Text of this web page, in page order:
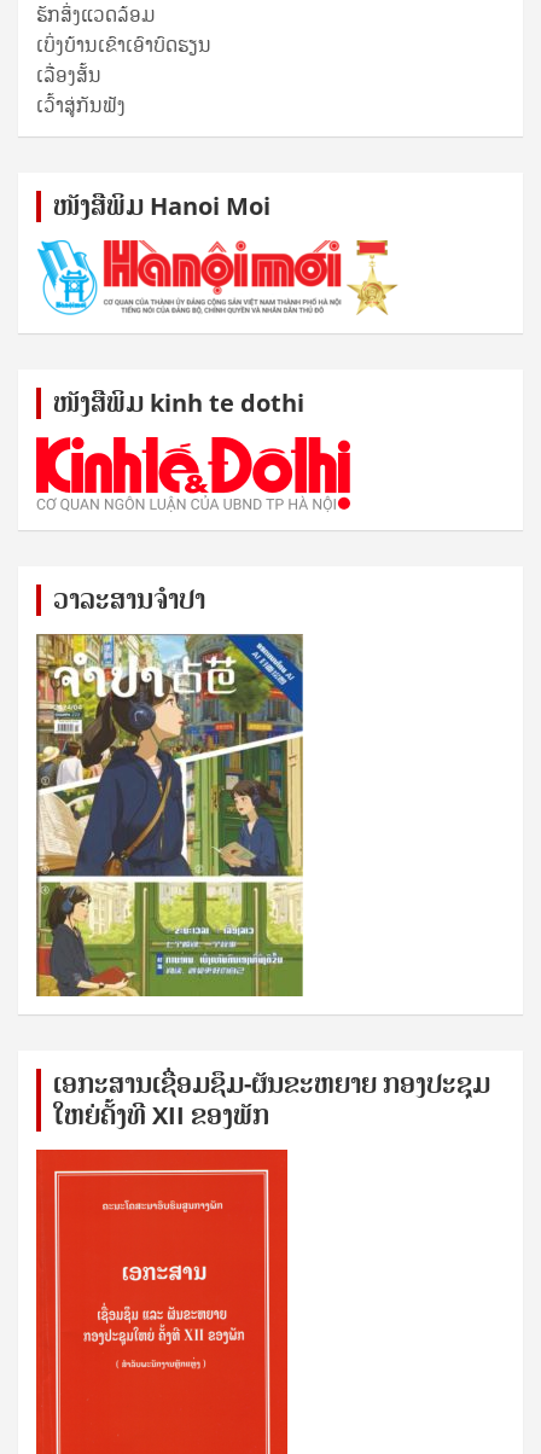
ຮັກສິ່ງແວດລ້ອມ
ເບິ່ງບ້ານເຂົາເອົາບົດຮຽນ
ເລື່ອງສັ້ນ
ເວົ້າສູ່ກັນຟັງ
ໜັງ​ສື​ພິມ Hanoi Moi
ໜັງ​ສື​ພິມ kinh te dothi
ວາລະສານຈຳປາ
ເອກ​ະ​ສານ​ເຊ​ື່ອມ​ຊ​ຶມ-ຜັນ​ຂະ​ຫ​ຍາຍ ກອງ​ປະ​ຊຸມ​
ໃຫຍ່​ຄັ້ງ​ທີ XII ຂອງ​ພັກ